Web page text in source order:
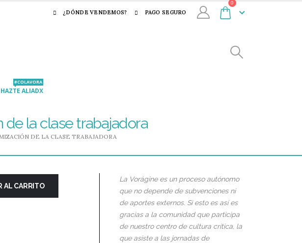
¿DÓNDE VENDEMOS? PAGO SEGURO
0
HAZTE ALIADX
#COLAVORA
de la clase trabajadora
DE LA CLASE TRABAJADORA
AL CARRITO
La Vorágine es un proceso autónomo
que no depende de subvenciones ni
de aportes externos. Si esto es así es
gracias a la comunidad que participa
de nuestro centro de cultura crítica, la
que asiste a las jornadas de